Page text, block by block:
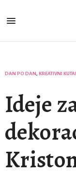
DAN PO DAN, KREATIVNI
Ideje